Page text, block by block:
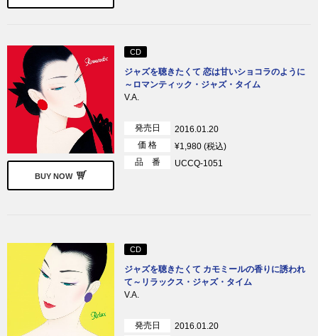
BUY NOW
CD
ジャズを聴きたくて 恋は甘いショコラのように
～ロマンティック・ジャズ・タイム
V.A.
発売日
2016.01.20
価 格
¥1,980 (税込)
品 番
UCCQ-1051
CD
ジャズを聴きたくて カモミールの香りに誘われ
て～リラックス・ジャズ・タイム
V.A.
発売日
2016.01.20